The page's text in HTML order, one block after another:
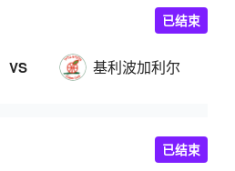
VS 基利波加利尔
已结束
已结束